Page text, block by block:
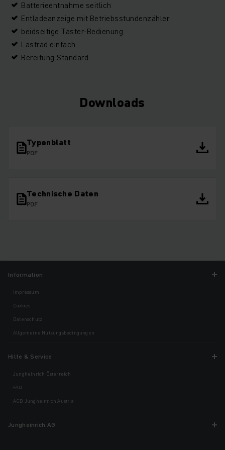
Batterieentnahme seitlich
Entladeanzeige mit Betriebsstundenzähler
beidseitige Taster-Bedienung
Lastrad einfach
Bereifung Standard
Downloads
Typenblatt
PDF
Technische Daten
PDF
Information
Impressum
Cookies
Datenschutz
Allgemeine Nutzungsbedingungen
Hilfe & Service
Jungheinrich Österreich
FAQ
AGB Jungheinrich Austria
Jungheinrich AG